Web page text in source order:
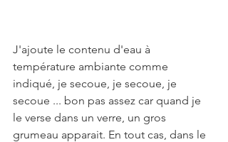
J'ajoute le contenu d'eau à
température ambiante comme
indiqué, je secoue, je secoue, je
secoue ... bon pas assez car quand je
le verse dans un verre, un gros
grumeau apparait. En tout cas, dans le